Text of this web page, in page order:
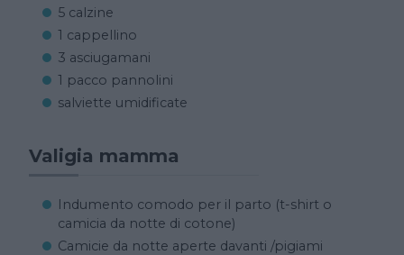
5 calzine
1 cappellino
3 asciugamani
1 pacco pannolini
salviette umidificate
Valigia mamma
Indumento comodo per il parto (t-shirt o
camicia da notte di cotone)
Camicie da notte aperte davanti /pigiami